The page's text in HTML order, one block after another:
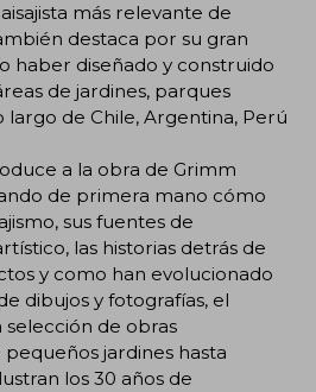
más relevante de
destaca por su gran
haber diseñado y construido
de jardines, parques
largo de Chile, Argentina, Perú
a la obra de Grimm
de primera mano cómo
sus fuentes de
las historias detrás de
y como han evolucionado
dibujos y fotografías, el
de obras
jardines hasta
los 30 años de